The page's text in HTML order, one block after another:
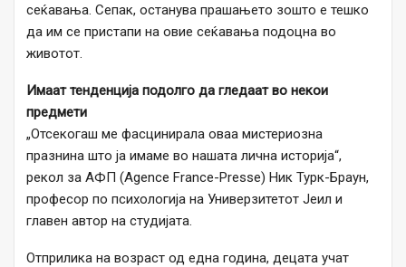
сеќавања. Сепак, останува прашањето зошто е тешко
да им се пристапи на овие сеќавања подоцна во
животот.
Имаат тенденција подолго да гледаат во некои
предмети
„Отсекогаш ме фасцинирала оваа мистериозна
празнина што ја имаме во нашата лична историја“,
рекол за АФП (Agence France-Presse) Ник Турк-Браун,
професор по психологија на Универзитетот Јеил и
главен автор на студијата.
Отприлика на возраст од една година, децата учат